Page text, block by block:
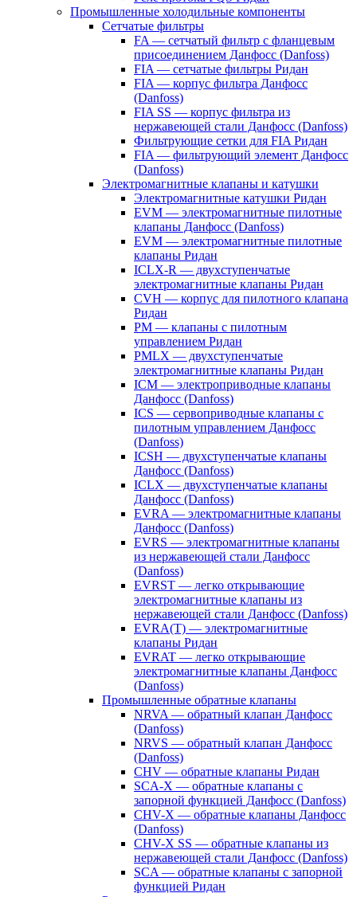
Промышленные холодильные компоненты
Сетчатые фильтры
FA — сетчатый фильтр с фланцевым
присоединением Данфосс (Danfoss)
FIA — сетчатые фильтры Ридан
FIA — корпус фильтра Данфосс
(Danfoss)
FIA SS — корпус фильтра из
нержавеющей стали Данфосс (Danfoss)
Фильтрующие сетки для FIA Ридан
FIA — фильтрующий элемент Данфосс
(Danfoss)
Электромагнитные клапаны и катушки
Электромагнитные катушки Ридан
EVM — электромагнитные пилотные
клапаны Данфосс (Danfoss)
EVM — электромагнитные пилотные
клапаны Ридан
ICLX-R — двухступенчатые
электромагнитные клапаны Ридан
CVH — корпус для пилотного клапана
Ридан
PM — клапаны с пилотным
управлением Ридан
PMLX — двухступенчатые
электромагнитные клапаны Ридан
ICM — электроприводные клапаны
Данфосс (Danfoss)
ICS — сервоприводные клапаны с
пилотным управлением Данфосс
(Danfoss)
ICSH — двухступенчатые клапаны
Данфосс (Danfoss)
ICLX — двухступенчатые клапаны
Данфосс (Danfoss)
EVRA — электромагнитные клапаны
Данфосс (Danfoss)
EVRS — электромагнитные клапаны
из нержавеющей стали Данфосс
(Danfoss)
EVRST — легко открывающие
электромагнитные клапаны из
нержавеющей стали Данфосс (Danfoss)
EVRA(T) — электромагнитные
клапаны Ридан
EVRAT — легко открывающие
электромагнитные клапаны Данфосс
(Danfoss)
Промышленные обратные клапаны
NRVA — обратный клапан Данфосс
(Danfoss)
NRVS — обратный клапан Данфосс
(Danfoss)
CHV — обратные клапаны Ридан
SCA-X — обратные клапаны с
запорной функцией Данфосс (Danfoss)
CHV-X — обратные клапаны Данфосс
(Danfoss)
CHV-X SS — обратные клапаны из
нержавеющей стали Данфосс (Danfoss)
SCA — обратные клапаны с запорной
функцией Ридан